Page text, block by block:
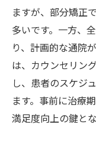
ますが、部分矯正
多いです。一方、
り、計画的な通院
は、カウンセリン
し、患者のスケジ
ます。事前に治療
満足度向上の鍵とな